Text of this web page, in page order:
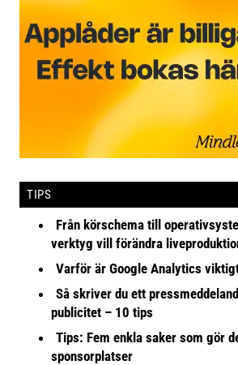
TIPS
Från körschema till
verktyg vill förändra
Varför är Google Analytics
Så skriver du ett
publicitet – 10 tips
Tips: Fem enkla saker som gör
sponsorplatser